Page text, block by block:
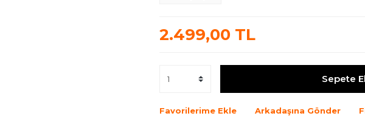
2.499,00 TL
Sepete
Favorilerime Ekle Arkadaşına Gönder